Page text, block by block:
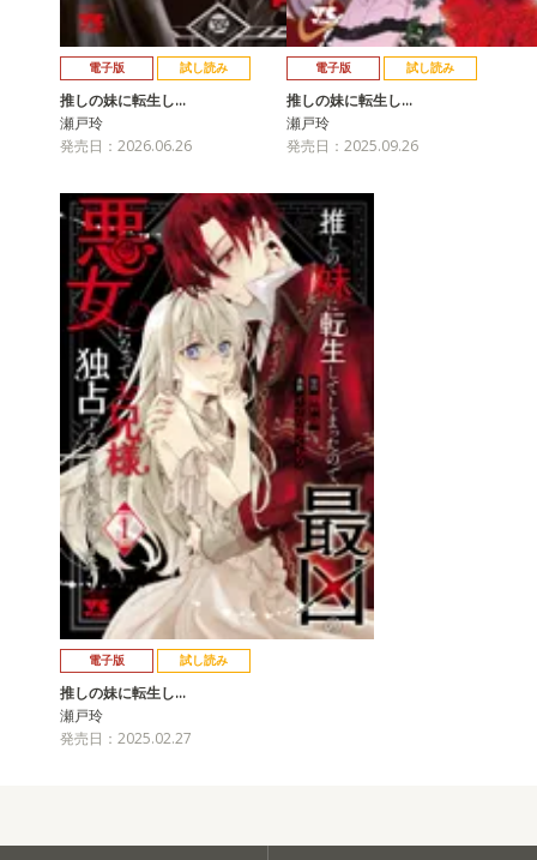
電子版 試し読み
推しの妹に転生し…
瀬戸玲
発売日：2026.06.26
電子版 試し読み
推しの妹に転生し…
瀬戸玲
発売日：2025.09.26
電子版 試し読み
推しの妹に転生し…
瀬戸玲
発売日：2025.02.27